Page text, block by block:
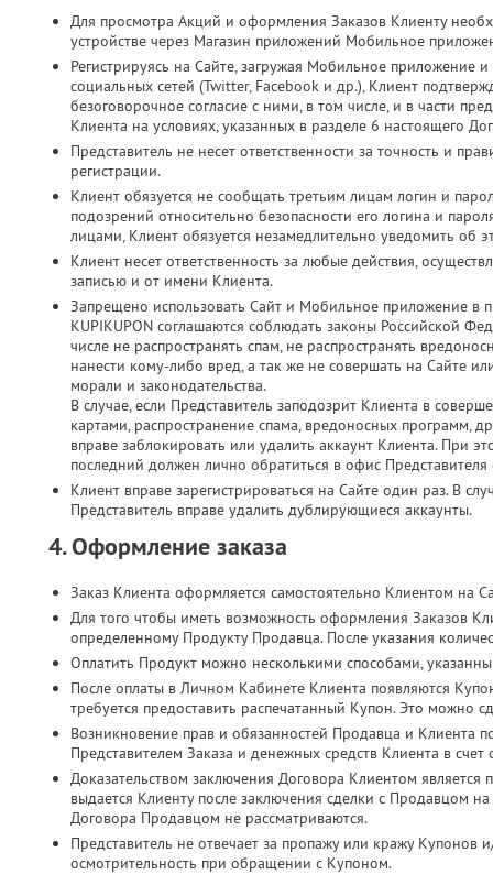
Для просмотра Акций и оформления Заказов Клиенту
устройстве через Магазин приложений Мобильное
Регистрируясь на Сайте, загружая Мобильное приложение
социальных сетей (Twitter, Facebook и др.), Клиент
безоговорочное согласие с ними, в том числе, и в части
Клиента на условиях, указанных в разделе 6 настоящего
Представитель не несет ответственности за точность и
регистрации.
Клиент обязуется не сообщать третьим лицам логин и
подозрений относительно безопасности его логина и
лицами, Клиент обязуется незамедлительно уведомить об
Клиент несет ответственность за любые действия,
записью и от имени Клиента.
Запрещено использовать Сайт и Мобильное приложение в
KUPIKUPON соглашаются соблюдать законы Российской
числе не распространять спам, не распространять
нанести кому-либо вред, а так же не совершать на Сайте
морали и законодательства.
В случае, если Представитель заподозрит Клиента в
картами, распространение спама, вредоносных программ,
вправе заблокировать или удалить аккаунт Клиента. При
последний должен лично обратиться в офис Представителя
Клиент вправе зарегистрироваться на Сайте один раз. В
Представитель вправе удалить дублирующиеся аккаунты.
4. Оформление заказа
Заказ Клиента оформляется самостоятельно Клиентом на
Для того чтобы иметь возможность оформления Заказов
определенному Продукту Продавца. После указания
Оплатить Продукт можно несколькими способами,
После оплаты в Личном Кабинете Клиента появляются
требуется предоставить распечатанный Купон. Это можно
Возникновение прав и обязанностей Продавца и Клиента
Представителем Заказа и денежных средств Клиента в
Доказательством заключения Договора Клиентом
выдается Клиенту после заключения сделки с Продавцом
Договора Продавцом не рассматриваются.
Представитель не отвечает за пропажу или кражу
осмотрительность при обращении с Купоном.